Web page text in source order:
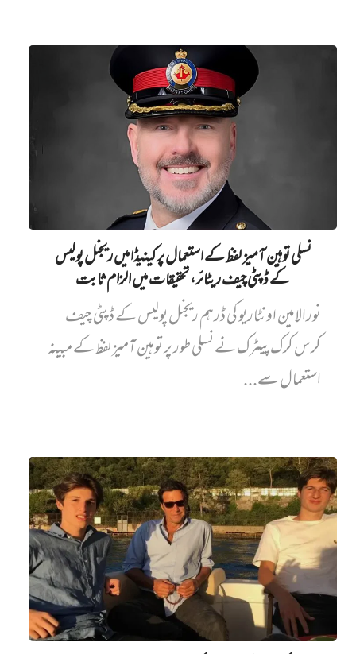
نسلی توہین آمیز لفظ کے استعمال پر کینیڈا میں ریجنل پولیس
کے ڈپٹی چیف ریٹائر، تحقیقات میں الزام ثابت
نورالامین اونٹاریو کی ڈرہم ریجنل پولیس کے ڈپٹی چیف
کرس کرک پیٹرک نے نسلی طور پر توہین آمیز لفظ کے مبینہ
استعمال سے...